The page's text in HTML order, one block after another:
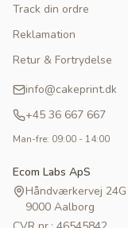
Track din ordre
Reklamation
Retur & Fortrydelse
info@cakeprint.dk
+45 36 667 667
Man-fre: 09:00 - 14:00
Ecom Labs ApS
Håndværkervej 24G
9000 Aalborg